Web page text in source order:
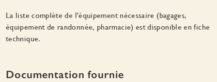
La liste complète de l'équipement nécessaire (bagages,
équipement de randonnée, pharmacie) est disponible en fiche
technique.
Documentation fournie